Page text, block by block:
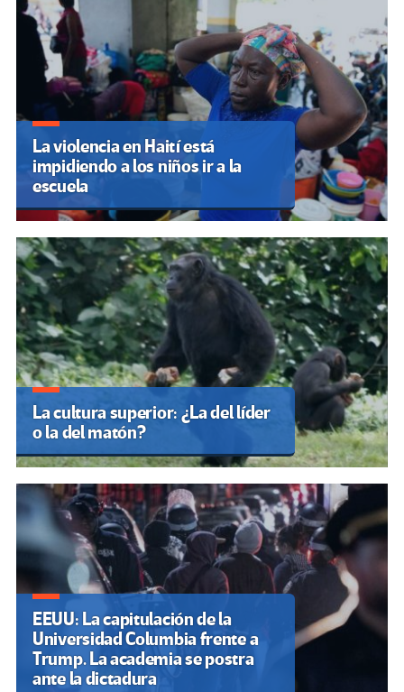
La violencia en Haití está
impidiendo a los niños ir a la
escuela
La cultura superior: ¿La del líder
o la del matón?
EEUU: La capitulación de la
Universidad Columbia frente a
Trump. La academia se postra
ante la dictadura